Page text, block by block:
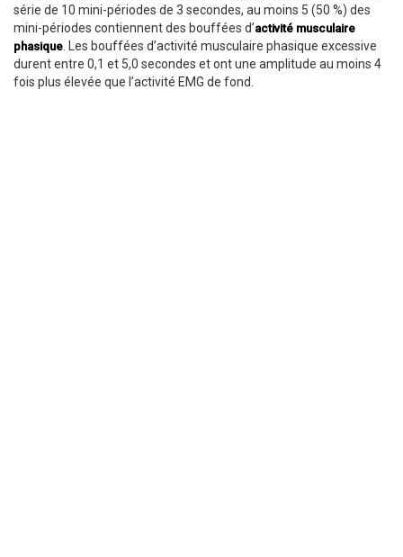
série de 10 mini-périodes de 3 secondes, au moins 5 (50 %) des
mini-périodes contiennent des bouffées d’activité musculaire
phasique . Les bouffées d’activité musculaire phasique excessive
durent entre 0,1 et 5,0 secondes et ont une amplitude au moins 4
fois plus élevée que l’activité EMG de fond.